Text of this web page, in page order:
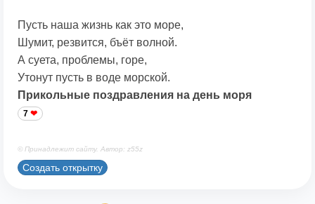
Пусть наша жизнь как это море,
Шумит, резвится, бъёт волной.
А суета, проблемы, горе,
Утонут пусть в воде морской.
Прикольные поздравления на день моря
7
© Принадлежит сайту. Автор: z55z
Создать открытку